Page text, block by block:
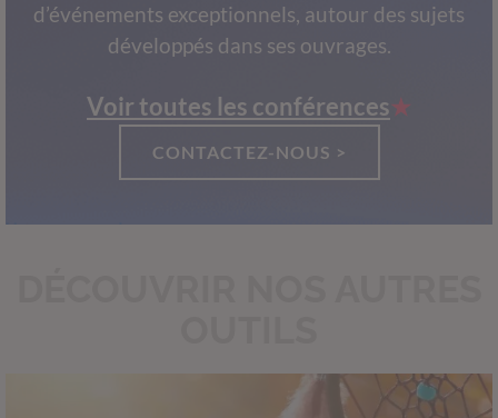
d’événements exceptionnels, autour des sujets
développés dans ses ouvrages.
Voir toutes les conférences
CONTACTEZ-NOUS >